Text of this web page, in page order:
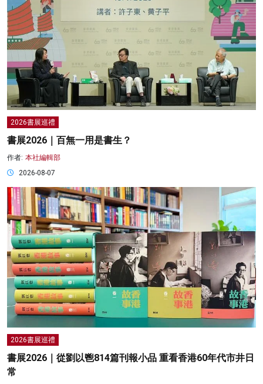
2026書展巡禮
書展2026｜百無一用是書生？
作者: 本社編輯部
2026-08-07
2026書展巡禮
書展2026｜從劉以鬯814篇刊報小品 重看香港60年代市井日
常